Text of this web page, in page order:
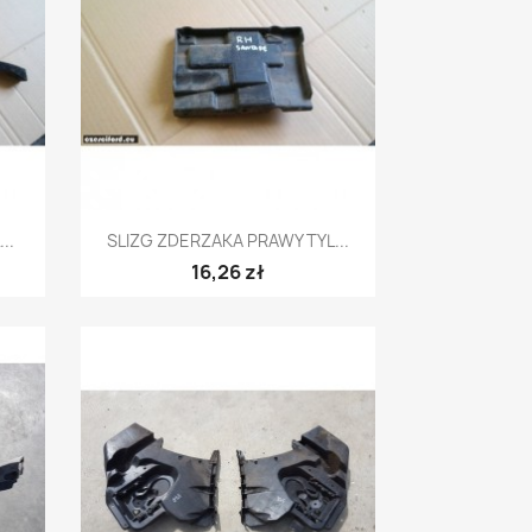
Szybki podgląd
SLIZG ZDERZAKA PRAWY TYL...
16,26 zł